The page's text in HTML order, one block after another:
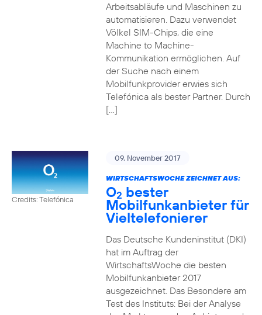
Arbeitsabläufe und Maschinen zu
automatisieren. Dazu verwendet
Völkel SIM-Chips, die eine
Machine to Machine-
Kommunikation ermöglichen. Auf
der Suche nach einem
Mobilfunkprovider erwies sich
Telefónica als bester Partner. Durch
[…]
Credits: Telefónica
09. November 2017
WIRTSCHAFTSWOCHE ZEICHNET AUS:
O2 bester
Mobilfunkanbieter für
Vieltelefonierer
Das Deutsche Kundeninstitut (DKI)
hat im Auftrag der
WirtschaftsWoche die besten
Mobilfunkanbieter 2017
ausgezeichnet. Das Besondere am
Test des Instituts: Bei der Analyse